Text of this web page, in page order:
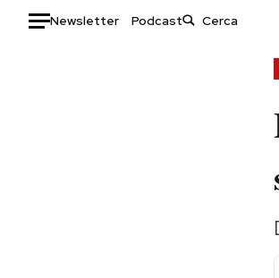
Newsletter Podcast
Storie/
Ok